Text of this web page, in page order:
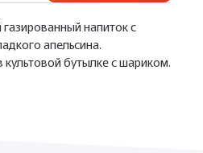
напиток с
апельсина.
культовой бутылке с шариком.